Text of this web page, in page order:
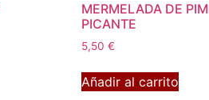
MERMELADA DE
PICANTE
5,50 €
Añadir al carrito